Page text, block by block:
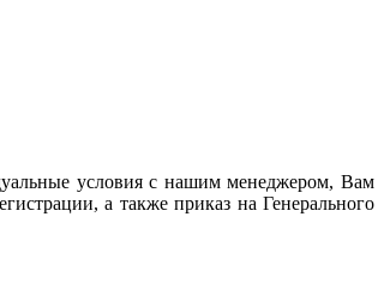
условия с нашим менеджером, Вам
а также приказ на Генерального